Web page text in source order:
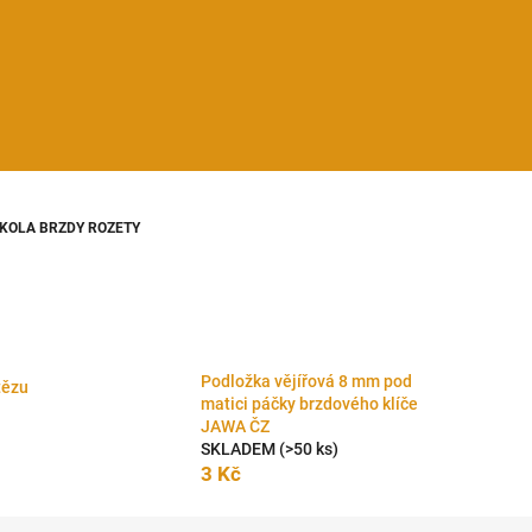
KOLA BRZDY ROZETY
Podložka vějířová 8 mm pod
matici páčky brzdového klíče
JAWA ČZ
SKLADEM (>50 ks)
3 Kč